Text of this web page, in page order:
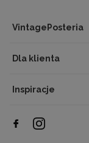
VintagePosteria
Dla klienta
Inspiracje